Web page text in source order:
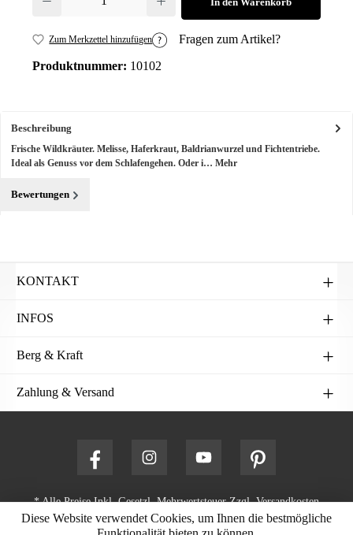
In den Warenkorb
Zum Merkzettel hinzufügen Fragen zum Artikel?
Produktnummer: 10102
Beschreibung
Frische Wildkräuter. Melisse, Haferkraut, Baldrianwurzel und Fichtentriebe.
Ideal als Genuss vor dem Schlafengehen. Oder i… Mehr
Bewertungen
KONTAKT
INFOS
Berg & Kraft
Zahlung & Versand
* Alle Preise Inkl. Gesetzl. Mehrwertsteuer Zzgl.Versandkosten
Und Ggf. Nachnahmegebühren, Wenn Nicht Anders Angegeben.
Diese Website verwendet Cookies, um Ihnen die bestmögliche